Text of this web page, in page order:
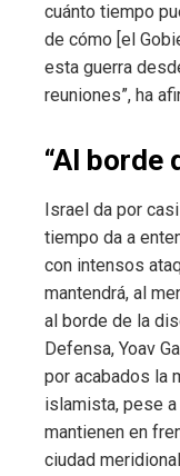
cuánto tiempo
de cómo [el
esta guerra
reuniones”, ha
“Al borde
Israel da por
tiempo da a
con intensos
mantendrá, al
al borde de la
Defensa, Yoav
por acabados la
islamista, pese
mantienen en
ciudad